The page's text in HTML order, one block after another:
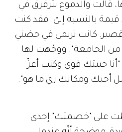
قالت والدموع تترقرق في
قيمة بالنسبة إليّ. فقد كنت
قصير. كانت ترتمي في حضني
من الجامعة". ووجّهت لها
"أنا حبيتك قوي وكنت أعزّ
أحبك ومكانك زي ما هو".
على "خصمتك" إحدى